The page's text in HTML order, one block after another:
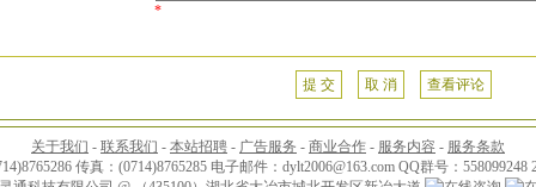
*
提 交 取 消 查看评论
关于我们 - 联系我们 - 本站招聘 - 广告服务 - 商业合作 - 服务内容 - 服务条款
传真：(0714)8765285 电子邮件：dylt2006@163.com QQ群号：558099248